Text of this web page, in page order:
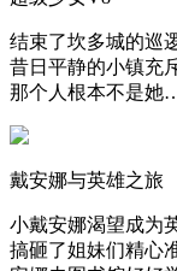
结束了坎多城的巡
昔日平静的小镇充
那个人根本不是
戴安娜与英雄之旅
小戴安娜渴望成为
搞砸了姐妹们精心